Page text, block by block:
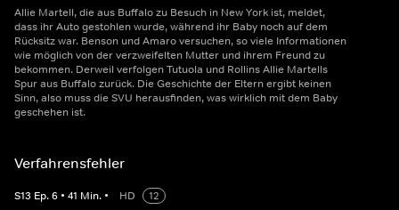
Allie Martell, die aus Buffalo zu Besuch in New York ist, meldet,
dass ihr Auto gestohlen wurde, während ihr Baby noch auf dem
Rücksitz war. Benson und Amaro versuchen, so viele Informationen
wie möglich von der verzweifelten Mutter und ihrem Freund zu
bekommen. Derweil verfolgen Tutuola und Rollins Allie Martells
Spur aus Buffalo zurück. Die Geschichte der Eltern ergibt keinen
Sinn, also muss die SVU herausfinden, was wirklich mit dem Baby
geschehen ist.
Verfahrensfehler
S13 Ep.6 • 41 Min. • HD
12